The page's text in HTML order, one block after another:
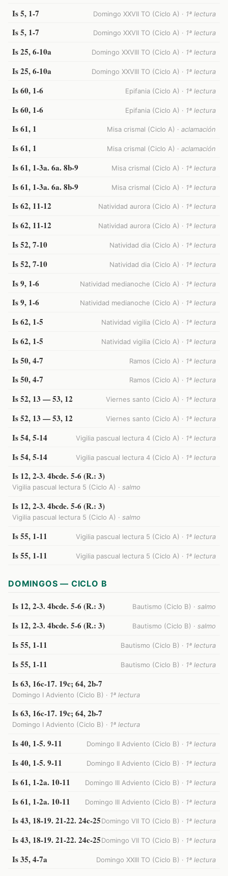
Is 5, 1-7 Domingo XXVII TO (Ciclo A) · 1ª lectura
Is 5, 1-7 Domingo XXVII TO (Ciclo A) · 1ª lectura
Is 25, 6-10a Domingo XXVIII TO (Ciclo A) · 1ª lectura
Is 25, 6-10a Domingo XXVIII TO (Ciclo A) · 1ª lectura
Is 60, 1-6 Epifania (Ciclo A) · 1ª lectura
Is 60, 1-6 Epifania (Ciclo A) · 1ª lectura
Is 61, 1 Misa crismal (Ciclo A) · aclamación
Is 61, 1 Misa crismal (Ciclo A) · aclamación
Is 61, 1-3a. 6a. 8b-9 Misa crismal (Ciclo A) · 1ª lectura
Is 61, 1-3a. 6a. 8b-9 Misa crismal (Ciclo A) · 1ª lectura
Is 62, 11-12 Natividad aurora (Ciclo A) · 1ª lectura
Is 62, 11-12 Natividad aurora (Ciclo A) · 1ª lectura
Is 52, 7-10 Natividad dia (Ciclo A) · 1ª lectura
Is 52, 7-10 Natividad dia (Ciclo A) · 1ª lectura
Is 9, 1-6 Natividad medianoche (Ciclo A) · 1ª lectura
Is 9, 1-6 Natividad medianoche (Ciclo A) · 1ª lectura
Is 62, 1-5 Natividad vigilia (Ciclo A) · 1ª lectura
Is 62, 1-5 Natividad vigilia (Ciclo A) · 1ª lectura
Is 50, 4-7 Ramos (Ciclo A) · 1ª lectura
Is 50, 4-7 Ramos (Ciclo A) · 1ª lectura
Is 52, 13 — 53, 12 Viernes santo (Ciclo A) · 1ª lectura
Is 52, 13 — 53, 12 Viernes santo (Ciclo A) · 1ª lectura
Is 54, 5-14 Vigilia pascual lectura 4 (Ciclo A) · 1ª lectura
Is 54, 5-14 Vigilia pascual lectura 4 (Ciclo A) · 1ª lectura
Is 12, 2-3. 4bcde. 5-6 (R.: 3)
Vigilia pascual lectura 5 (Ciclo A) · salmo
Is 12, 2-3. 4bcde. 5-6 (R.: 3)
Vigilia pascual lectura 5 (Ciclo A) · salmo
Is 55, 1-11 Vigilia pascual lectura 5 (Ciclo A) · 1ª lectura
Is 55, 1-11 Vigilia pascual lectura 5 (Ciclo A) · 1ª lectura
DOMINGOS — CICLO B
Is 12, 2-3. 4bcde. 5-6 (R.: 3) Bautismo (Ciclo B) · salmo
Is 12, 2-3. 4bcde. 5-6 (R.: 3) Bautismo (Ciclo B) · salmo
Is 55, 1-11 Bautismo (Ciclo B) · 1ª lectura
Is 55, 1-11 Bautismo (Ciclo B) · 1ª lectura
Is 63, 16c-17. 19c; 64, 2b-7
Domingo I Adviento (Ciclo B) · 1ª lectura
Is 63, 16c-17. 19c; 64, 2b-7
Domingo I Adviento (Ciclo B) · 1ª lectura
Is 40, 1-5. 9-11 Domingo II Adviento (Ciclo B) · 1ª lectura
Is 40, 1-5. 9-11 Domingo II Adviento (Ciclo B) · 1ª lectura
Is 61, 1-2a. 10-11 Domingo III Adviento (Ciclo B) · 1ª lectura
Is 61, 1-2a. 10-11 Domingo III Adviento (Ciclo B) · 1ª lectura
Is 43, 18-19. 21-22. 24c-25Domingo VII TO (Ciclo B) · 1ª lectura
Is 43, 18-19. 21-22. 24c-25Domingo VII TO (Ciclo B) · 1ª lectura
Is 35, 4-7a Domingo XXIII TO (Ciclo B) · 1ª lectura